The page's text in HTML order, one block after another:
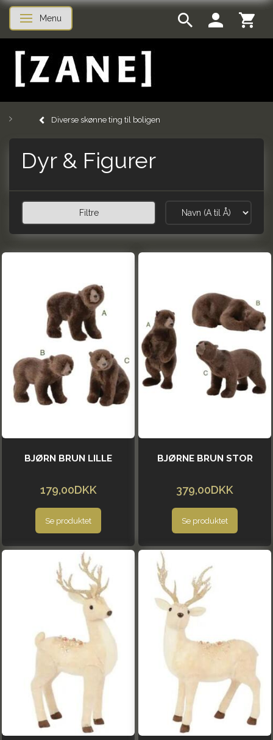
Skifte navigation
Menu
Diverse skønne ting til boligen
Dyr & Figurer
Filtre
BJØRN BRUN LILLE
179,00DKK
Se produktet
BJØRNE BRUN STOR
379,00DKK
Se produktet